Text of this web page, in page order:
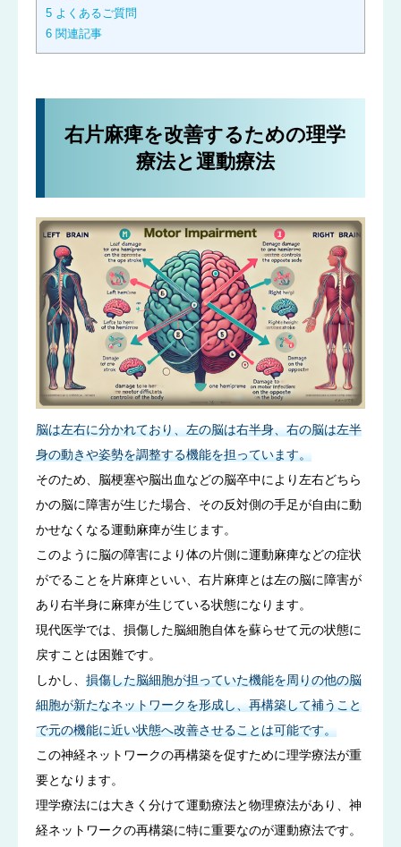
5 よくあるご質問
6 関連記事
右片麻痺を改善するための理学
療法と運動療法
脳は左右に分かれており、左の脳は右半身、右の脳は左半
身の動きや姿勢を調整する機能を担っています。
そのため、脳梗塞や脳出血などの脳卒中により左右どちら
かの脳に障害が生じた場合、その反対側の手足が自由に動
かせなくなる運動麻痺が生じます。
このように脳の障害により体の片側に運動麻痺などの症状
がでることを片麻痺といい、右片麻痺とは左の脳に障害が
あり右半身に麻痺が生じている状態になります。
現代医学では、損傷した脳細胞自体を蘇らせて元の状態に
戻すことは困難です。
しかし、 損傷した脳細胞が担っていた機能を周りの他の脳
細胞が新たなネットワークを形成し、再構築して補うこと
で元の機能に近い状態へ改善させることは可能です。
この神経ネットワークの再構築を促すために理学療法が重
要となります。
理学療法には大きく分けて運動療法と物理療法があり、神
経ネットワークの再構築に特に重要なのが運動療法です。